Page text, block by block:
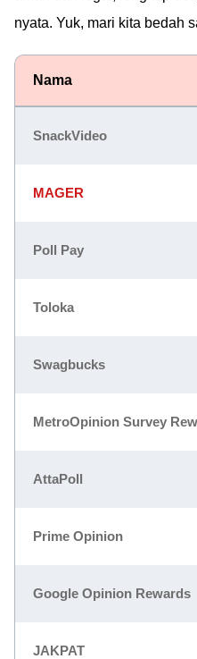
nyata. Yuk, mari kita bedah
Nama
SnackVideo
MAGER
Poll Pay
Toloka
Swagbucks
MetroOpinion Survey
AttaPoll
Prime Opinion
Google Opinion Rewards
JAKPAT